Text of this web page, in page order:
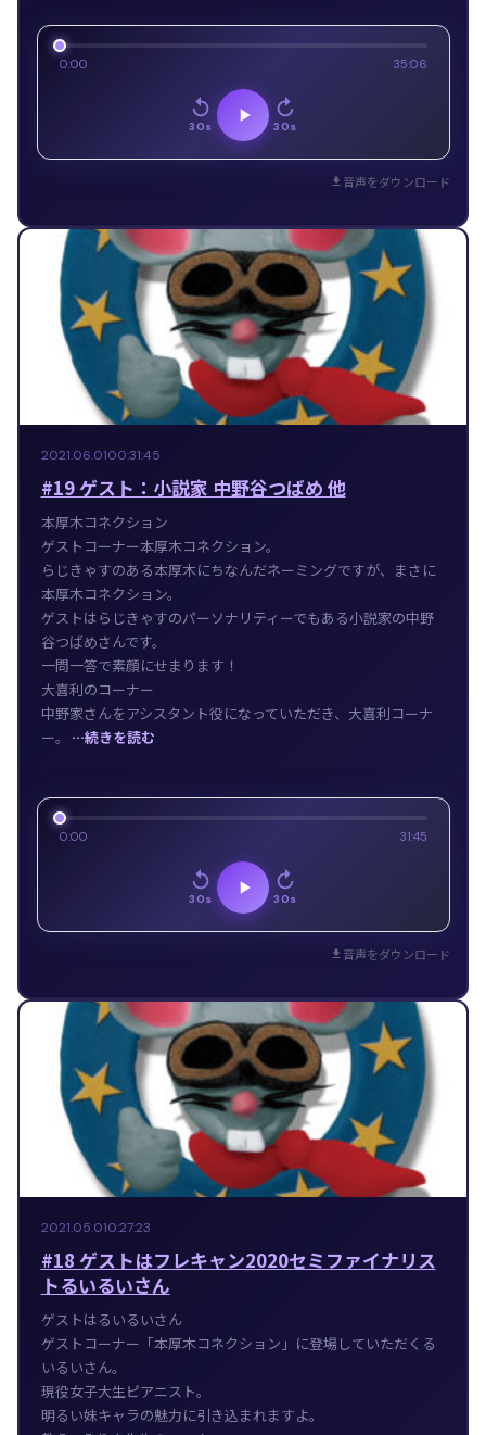
0:00 35:06
30s 30s
音声をダウンロード
2021.06.0100:31:45
#19 ゲスト：小説家 中野谷つばめ 他
本厚木コネクション
ゲストコーナー本厚木コネクション。
らじきゃすのある本厚木にちなんだネーミングですが、まさに
本厚木コネクション。
ゲストはらじきゃすのパーソナリティーでもある小説家の中野
谷つばめさんです。
一問一答で素顔にせまります！
大喜利のコーナー
中野家さんをアシスタント役になっていただき、大喜利コーナ
ー。
…続きを読む
0:00 31:45
30s 30s
音声をダウンロード
2021.05.010:27:23
#18 ゲストはフレキャン2020セミファイナリス
トるいるいさん
ゲストはるいるいさん
ゲストコーナー「本厚木コネクション」に登場していただくる
いるいさん。
現役女子大生ピアニスト。
明るい妹キャラの魅力に引き込まれますよ。